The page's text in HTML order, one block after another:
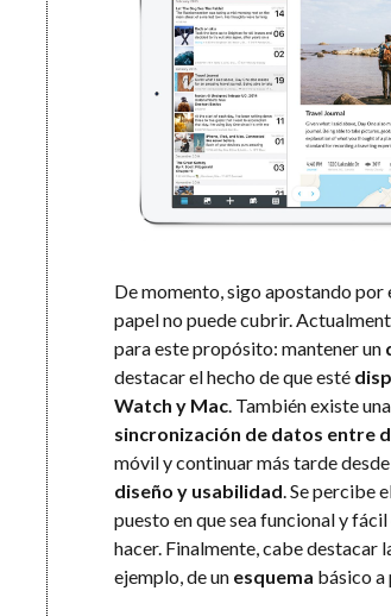
De momento, sigo apostando
papel no puede cubrir.
para este propósito: mantener un
destacar el hecho de que esté
Watch y Mac. También existe
sincronización de datos entre
móvil y continuar más tarde
diseño y usabilidad. Se percibe
puesto en que sea funcional y
hacer. Finalmente, cabe destacar
ejemplo, de un esquema básico